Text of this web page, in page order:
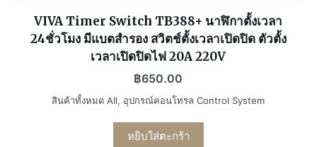
VIVA Timer Switch TB388+ นาฬิกาตั้งเวลา
24ชั่วโมง มีแบตสำรอง สวิตช์ตั้งเวลาเปิดปิด ตัวตั้ง
เวลาเปิดปิดไฟ 20A 220V
฿650.00
สินค้าทั้งหมด All, อุปกรณ์คอนโทรล Control System
หยิบใส่ตะกร้า